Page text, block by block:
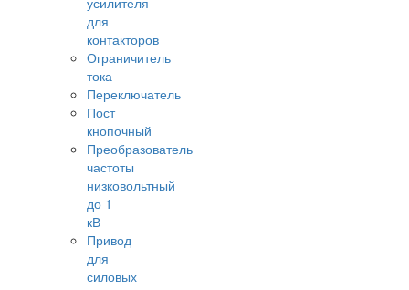
для
контакторов
Ограничитель
тока
Переключатель
Пост
кнопочный
Преобразователь
частоты
низковольтный
до 1
кВ
Привод
для
силовых